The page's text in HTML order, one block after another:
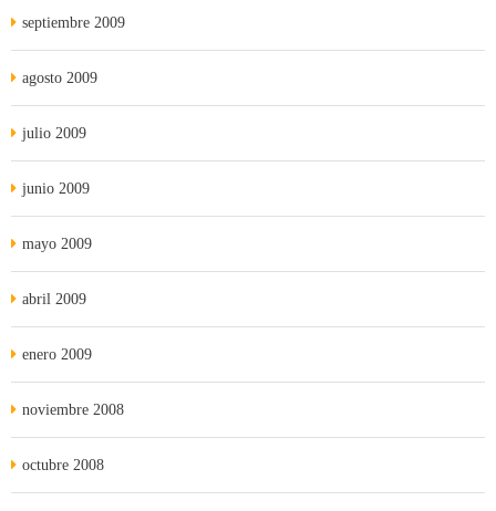
septiembre 2009
agosto 2009
julio 2009
junio 2009
mayo 2009
abril 2009
enero 2009
noviembre 2008
octubre 2008